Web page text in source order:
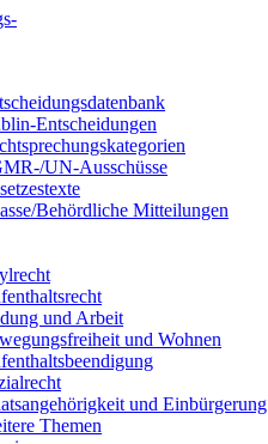
Entscheidungen
UN-Ausschüsse
Behördliche Mitteilungen
und Arbeit
und Wohnen
und Einbürgerung
Themen